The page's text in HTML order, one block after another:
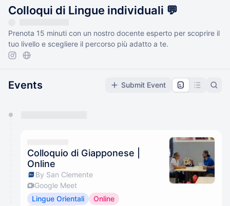
Colloqui di Lingue individuali 💬
Prenota 15 minuti con un nostro docente esperto per scoprire il
tuo livello e scegliere il percorso più adatto a te.
Events Submit Event
They will show up on the schedule once approved
Colloquio di Giapponese |
Online
By San Clemente
Google Meet
Lingue Orientali
Online